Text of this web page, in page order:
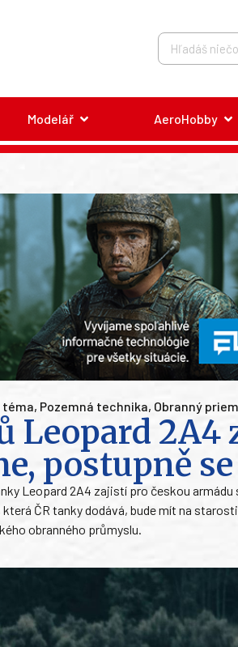
Modelář AeroHobby
téma, Pozemná technika, Obranný
Leopard
postupně
Leopard 2A4 zajistí pro českou
ČR tanky dodává, bude mít na
obranného průmyslu.